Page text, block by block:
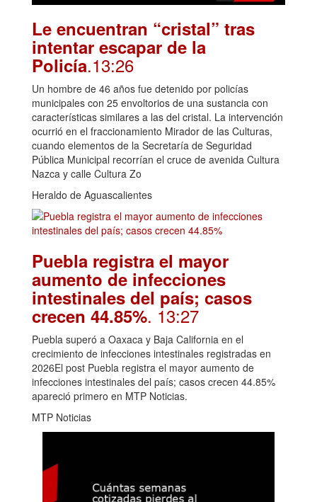
Le encuentran “cristal” tras
intentar escapar de la
Policía.13:26
Un hombre de 46 años fue detenido por policías
municipales con 25 envoltorios de una sustancia con
características similares a las del cristal. La intervención
ocurrió en el fraccionamiento Mirador de las Culturas,
cuando elementos de la Secretaría de Seguridad
Pública Municipal recorrían el cruce de avenida Cultura
Nazca y calle Cultura Zo
Heraldo de Aguascalientes
Puebla registra el mayor
aumento de infecciones
intestinales del país; casos
crecen 44.85%. 13:27
Puebla superó a Oaxaca y Baja California en el
crecimiento de infecciones intestinales registradas en
2026El post Puebla registra el mayor aumento de
infecciones intestinales del país; casos crecen 44.85%
apareció primero en MTP Noticias.
MTP Noticias